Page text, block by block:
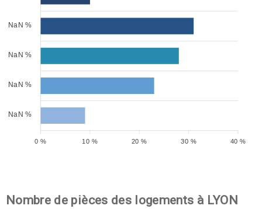
NaN %
NaN %
NaN %
NaN %
40 %
30 %
20 %
10 %
0 %
Nombre de pièces des logements à LYON